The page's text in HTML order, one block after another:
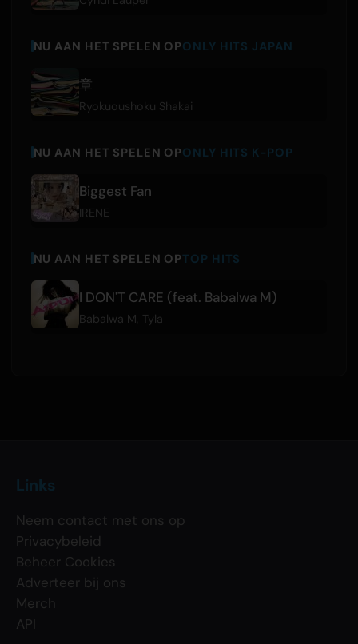
NU AAN HET SPELEN OPONLY HITS JAPAN
章
Ryokuoushoku Shakai
NU AAN HET SPELEN OPONLY HITS K-POP
Biggest Fan
IRENE
NU AAN HET SPELEN OPTOP HITS
I DON'T CARE (feat. Babalwa M)
Babalwa M Tyla
Links
Neem contact met ons op
Privacybeleid
Beheer Cookies
Adverteer bij ons
Merch
API